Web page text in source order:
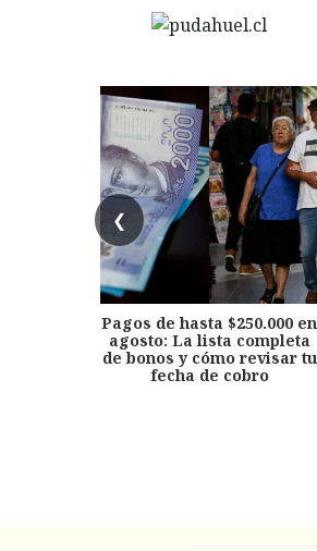
❮
Pagos de hasta $250.000 en
agosto: La lista completa
de bonos y cómo revisar tu
fecha de cobro